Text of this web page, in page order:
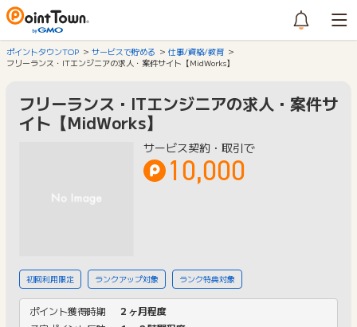
ポイントタウンTOP サービスで貯める
仕事/資格/教育
フリーランス・ITエンジニアの求人・案件サイト【MidWorks】
フリーランス・ITエンジニアの求人・案件サ
イト【MidWorks】
サービス契約・取引で
10,000
初回利用限定 ランクアップ対象 ランク特典対象
ポイント獲得時期
２ヶ月程度